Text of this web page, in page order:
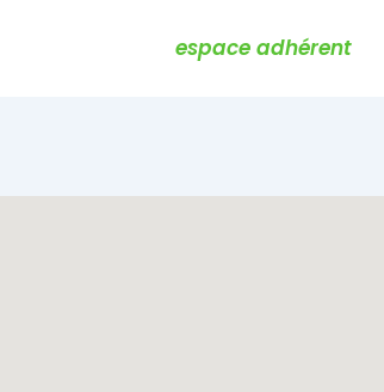
Main
Navigation
espace adhérent